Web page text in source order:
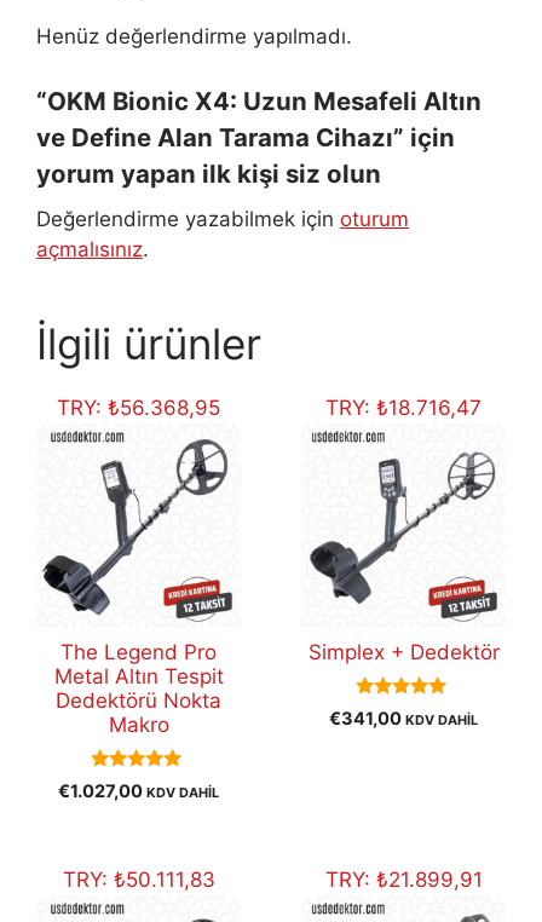
Henüz değerlendirme yapılmadı.
“OKM Bionic X4: Uzun Mesafeli Altın
ve Define Alan Tarama Cihazı” için
yorum yapan ilk kişi siz olun
Değerlendirme yazabilmek için oturum
açmalısınız.
İlgili ürünler
TRY: ₺56.368,95
The Legend Pro
Metal Altın Tespit
Dedektörü Nokta
Makro
5.00
out of 5
€1.027,00 KDV DAHİL
TRY: ₺18.716,47
Simplex + Dedektör
5.00
out of 5
€341,00 KDV DAHİL
TRY: ₺50.111,83 TRY: ₺21.899,91